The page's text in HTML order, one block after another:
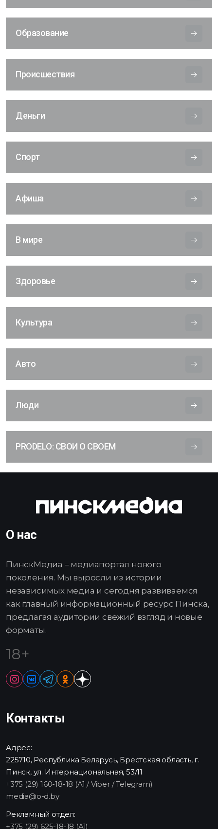
Образование
Происшествия
Деньги
Спорт
Афиша
В мире
Здоровье
Культура
Авто
Люди
PRODELO: СВОИ О СВОЕМ
О нас
ПинскМедиа – медиапортал нового
поколения. Мы выросли из истории
независимых медиа и сегодня развиваемся
как главный информационный ресурс Пинска,
предлагая аудитории свежий взгляд и новые
форматы.
18+
Контакты
Адрес:
225710, Республика Беларусь, Брестская область, г.
Пинск, ул. Интернациональная, 53/11
+375 (29) 160-18-18 (A1 / Viber / Telegram)
media@o-d.by
Рекламный отдел:
+375 (29) 625-18-18 (A1)